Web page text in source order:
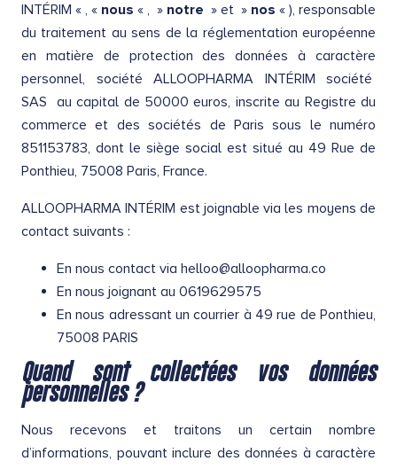
INTÉRIM « , « nous « , » notre » et » nos « ), responsable
du traitement au sens de la réglementation européenne
en matière de protection des données à caractère
personnel, société ALLOOPHARMA INTÉRIM société
SAS au capital de 50000 euros, inscrite au Registre du
commerce et des sociétés de Paris sous le numéro
851153783, dont le siège social est situé au 49 Rue de
Ponthieu, 75008 Paris, France.
ALLOOPHARMA INTÉRIM est joignable via les moyens de
contact suivants :
En nous contact via helloo@alloopharma.co
En nous joignant au 0619629575
En nous adressant un courrier à 49 rue de Ponthieu,
75008 PARIS
Quand sont collectées vos données
personnelles ?
Nous recevons et traitons un certain nombre
d’informations, pouvant inclure des données à caractère